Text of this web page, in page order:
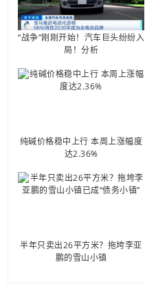
“战争”刚刚开始！汽车巨头纷纷入
局！分析
纯碱价格稳中上行 本周上涨幅度
达2.36%
半年只卖出26平方米？拖垮李亚
鹏的雪山小镇